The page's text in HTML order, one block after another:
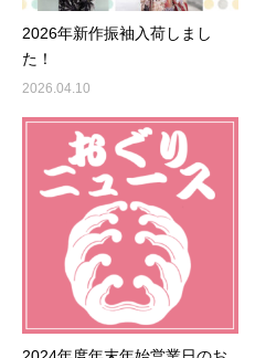
2026年新作振袖入荷しまし
た！
2026.04.10